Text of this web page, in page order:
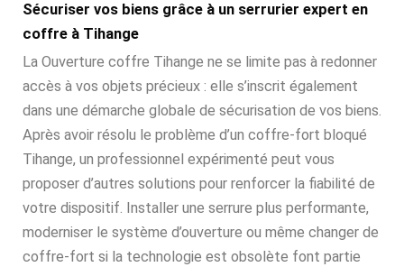
Sécuriser vos biens grâce à un serrurier expert en
coffre à Tihange
La Ouverture coffre Tihange ne se limite pas à redonner
accès à vos objets précieux : elle s’inscrit également
dans une démarche globale de sécurisation de vos biens.
Après avoir résolu le problème d’un coffre-fort bloqué
Tihange, un professionnel expérimenté peut vous
proposer d’autres solutions pour renforcer la fiabilité de
votre dispositif. Installer une serrure plus performante,
moderniser le système d’ouverture ou même changer de
coffre-fort si la technologie est obsolète font partie